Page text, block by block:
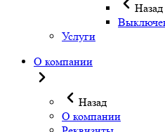
Назад
Услуги
О компании
Назад
О компании